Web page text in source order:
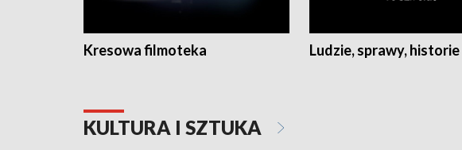
Kresowa filmoteka Ludzie, sprawy, historie
KULTURA I SZTUKA